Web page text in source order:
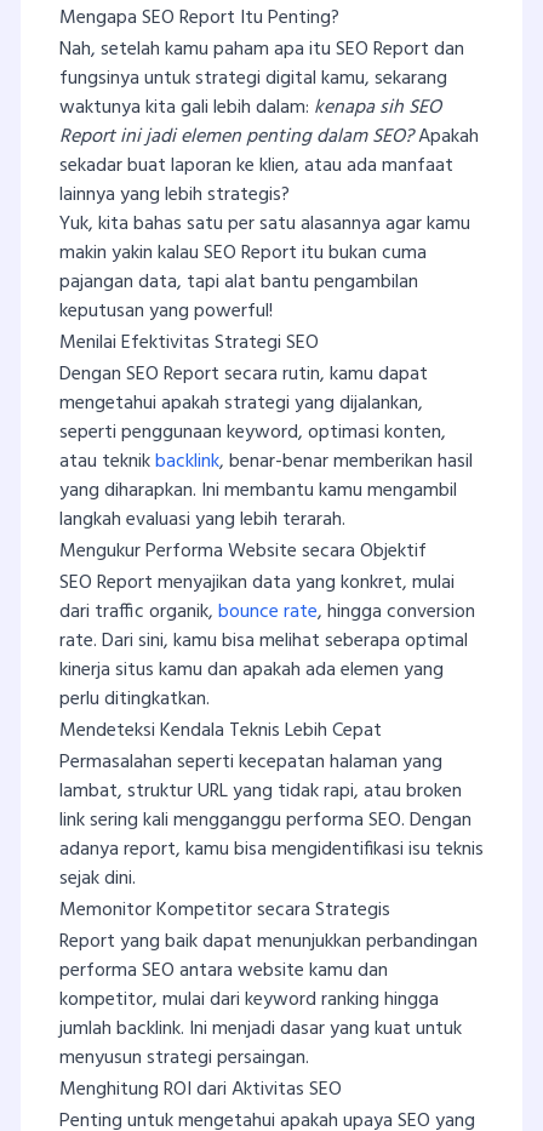
Mengapa SEO Report Itu Penting?
Nah, setelah kamu paham apa itu SEO Report dan
fungsinya untuk strategi digital kamu, sekarang
waktunya kita gali lebih dalam: kenapa sih SEO
Report ini jadi elemen penting dalam SEO?Apakah
sekadar buat laporan ke klien, atau ada manfaat
lainnya yang lebih strategis?
Yuk, kita bahas satu per satu alasannya agar kamu
makin yakin kalau SEO Report itu bukan cuma
pajangan data, tapi alat bantu pengambilan
keputusan yang powerful!
Menilai Efektivitas Strategi SEO
Dengan SEO Report secara rutin, kamu dapat
mengetahui apakah strategi yang dijalankan,
seperti penggunaan keyword, optimasi konten,
atau teknikbacklink, benar-benar memberikan hasil
yang diharapkan. Ini membantu kamu mengambil
langkah evaluasi yang lebih terarah.
Mengukur Performa Website secara Objektif
SEO Report menyajikan data yang konkret, mulai
dari traffic organik,bounce rate, hingga conversion
rate. Dari sini, kamu bisa melihat seberapa optimal
kinerja situs kamu dan apakah ada elemen yang
perlu ditingkatkan.
Mendeteksi Kendala Teknis Lebih Cepat
Permasalahan seperti kecepatan halaman yang
lambat, struktur URL yang tidak rapi, atau broken
link sering kali mengganggu performa SEO. Dengan
adanya report, kamu bisa mengidentifikasi isu teknis
sejak dini.
Memonitor Kompetitor secara Strategis
Report yang baik dapat menunjukkan perbandingan
performa SEO antara website kamu dan
kompetitor, mulai dari keyword ranking hingga
jumlah backlink. Ini menjadi dasar yang kuat untuk
menyusun strategi persaingan.
Menghitung ROI dari Aktivitas SEO
Penting untuk mengetahui apakah upaya SEO yang